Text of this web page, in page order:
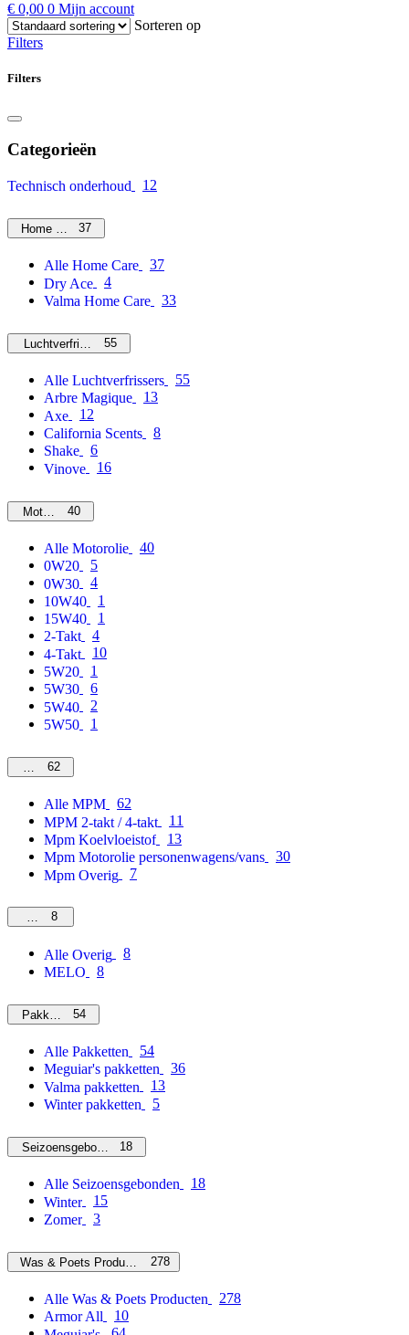
€ 0,00 0 Mijn account
Sorteren op
Filters
Filters
Categorieën
Technisch onderhoud 12
Home Care37
Alle Home Care
37
Dry Ace
4
Valma Home Care
33
Luchtverfrissers55
Alle Luchtverfrissers
55
Arbre Magique
13
Axe
12
California Scents
8
Shake
6
Vinove
16
Motorolie40
Alle Motorolie
40
0W20
5
0W30
4
10W40
1
15W40
1
2-Takt
4
4-Takt
10
5W20
1
5W30
6
5W40
2
5W50
1
MPM62
Alle MPM
62
MPM 2-takt / 4-takt
11
Mpm Koelvloeistof
13
Mpm Motorolie personenwagens/vans
30
Mpm Overig
7
Overig
8
Alle Overig
8
MELO
8
Pakketten54
Alle Pakketten
54
Meguiar's pakketten
36
Valma pakketten
13
Winter pakketten
5
Seizoensgebonden18
Alle Seizoensgebonden
18
Winter
15
Zomer
3
Was & Poets Producten 278
Alle Was & Poets Producten
278
Armor All
10